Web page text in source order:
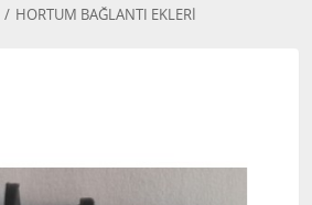
HORTUM BAĞLANTI EKLERİ